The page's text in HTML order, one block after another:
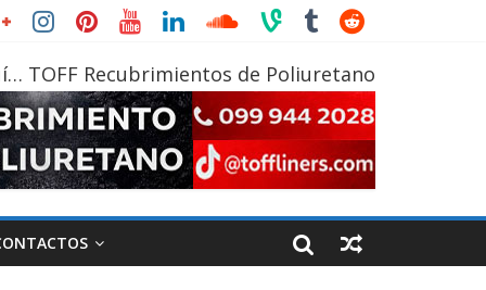
TOFF Recubrimientos de Poliuretano